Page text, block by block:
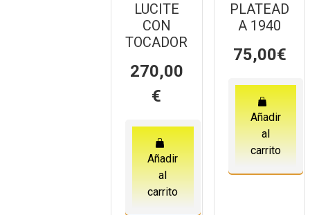
LUCITE
CON
TOCADOR
270,00
€
Añadir
al
carrito
PLATEAD
A 1940
75,00€
Añadir
al
carrito